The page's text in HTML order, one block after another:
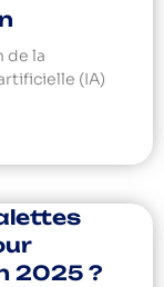
de la
(IA)
2025 ?